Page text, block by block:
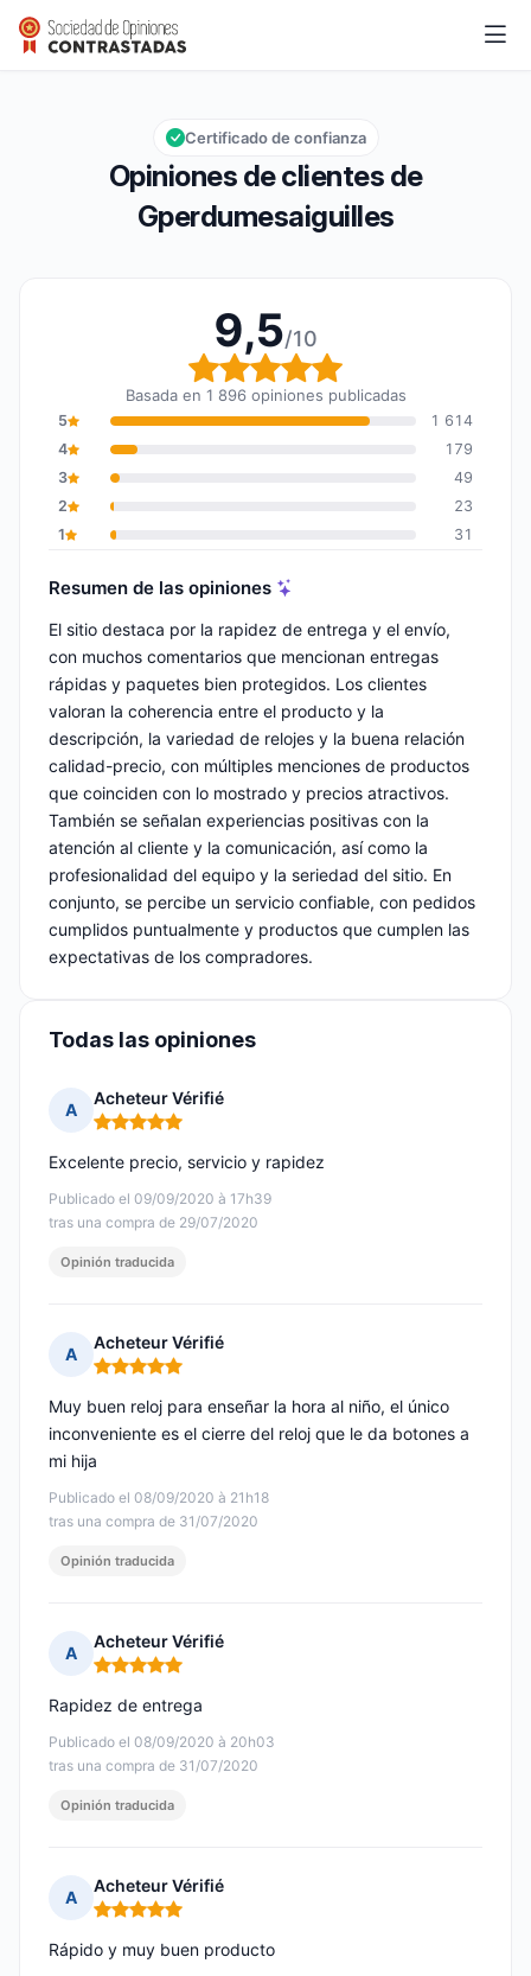
Gperdumesaiguilles
Calificación global: 9,5 de 10
9,5/10
Opiniones de clientes de
Gperdumesaiguilles
Certificado de confianza
9,5/10
Calificación global: 9,5
Basada en 1 896 opiniones publicadas
5
1 614
4
179
3
49
2
23
1
31
Resumen de las opiniones
El sitio destaca por la rapidez de entrega y el envío,
con muchos comentarios que mencionan entregas
rápidas y paquetes bien protegidos. Los clientes
valoran la coherencia entre el producto y la
descripción, la variedad de relojes y la buena relación
calidad-precio, con múltiples menciones de productos
que coinciden con lo mostrado y precios atractivos.
También se señalan experiencias positivas con la
atención al cliente y la comunicación, así como la
profesionalidad del equipo y la seriedad del sitio. En
conjunto, se percibe un servicio confiable, con pedidos
cumplidos puntualmente y productos que cumplen las
expectativas de los compradores.
Todas las opiniones
A
Acheteur Vérifié
Nota: 5 de 5
Publicado el 09/09/2020 à 17h39
tras una compra de 29/07/2020
Excelente precio, servicio y rapidez
Opinión traducida
A
Acheteur Vérifié
Nota: 5 de 5
Publicado el 08/09/2020 à 21h18
tras una compra de 31/07/2020
Muy buen reloj para enseñar la hora al niño, el único
inconveniente es el cierre del reloj que le da botones a
mi hija
Opinión traducida
A
Acheteur Vérifié
Nota: 5 de 5
Publicado el 08/09/2020 à 20h03
tras una compra de 31/07/2020
Rapidez de entrega
Opinión traducida
A
Acheteur Vérifié
Nota: 5 de 5
Rápido y muy buen producto